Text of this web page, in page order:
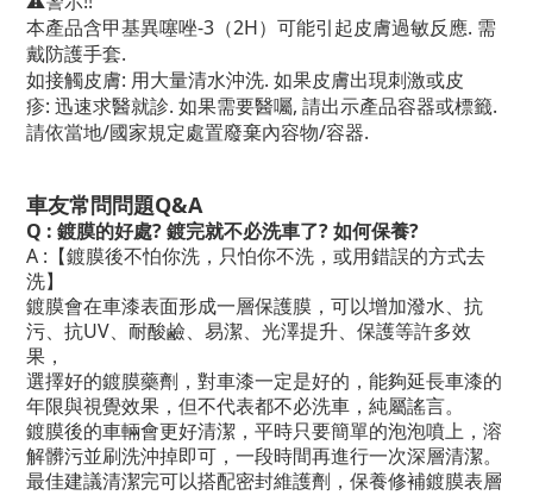
本產品含甲基異噻唑-3 （2H）可能引起皮膚過敏反應. 需
戴防護手套.
如接觸皮膚: 用大量清水沖洗. 如果皮膚出現刺激或皮
疹: 迅速求醫就診. 如果需要醫囑, 請出示產品容器或標籤.
請依當地/國家規定處置廢棄內容物/容器.
車友常問問題Q&A
Q : 鍍膜的好處? 鍍完就不必洗車了? 如何保養?
A :【鍍膜後不怕你洗，只怕你不洗，或用錯誤的方式去
洗】
鍍膜會在車漆表面形成一層保護膜，可以增加潑水、抗
污、抗UV、耐酸鹼、易潔、光澤提升、保護等許多效
果，
選擇好的鍍膜藥劑，對車漆一定是好的，能夠延長車漆的
年限與視覺效果，但不代表都不必洗車，純屬謠言。
鍍膜後的車輛會更好清潔，平時只要簡單的泡泡噴上，溶
解髒污並刷洗沖掉即可， 一段時間再進行一次深層清潔。
最佳建議清潔完可以搭配密封維護劑，保養修補鍍膜表層